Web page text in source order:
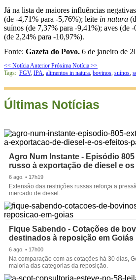
Já na lista de maiores influências
(de -4,71% para -5,76%); leite in natura
suínos (de 7,37% para -9,41%); aves (de
(de 2,24% para -10,97%).
Fonte: Gazeta do Povo. 6 de janeiro de
<< Notícia Anterior Próxima Notícia >>
Tags: FGV, IPA, alimentos in natura, bovinos, suínos,
Últimas Notícias
Agro Num Instante - Episódio
russo à exportação de diesel e
6 ago. • 17h19
Extensão das restrições russas reforça a
mercado de diesel.
Fique Sabendo - Cotações de
destinados à reposição em Goiás
6 ago. • 17h00
Na comparação com as cotações há 30 dias,
maioria das categorias da reposição.